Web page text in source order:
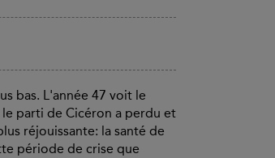
bas. L'année 47 voit le
parti de Cicéron a perdu et
réjouissante: la santé de
période de crise que